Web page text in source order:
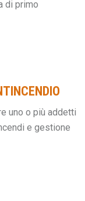
di primo
uno o più addetti
e gestione